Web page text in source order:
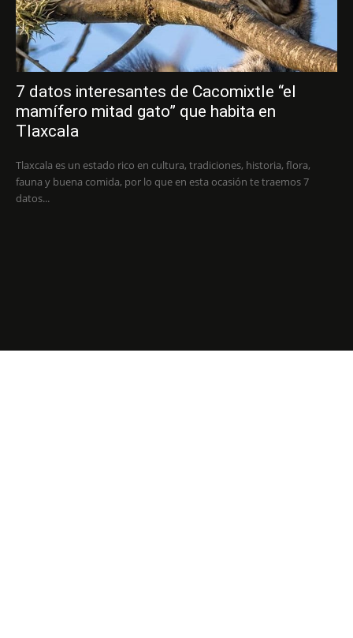
7 datos interesantes de Cacomixtle “el
mamífero mitad gato” que habita en
Tlaxcala
Tlaxcala es un estado rico en cultura, tradiciones, historia, flora,
fauna y buena comida, por lo que en esta ocasión te traemos 7
datos...